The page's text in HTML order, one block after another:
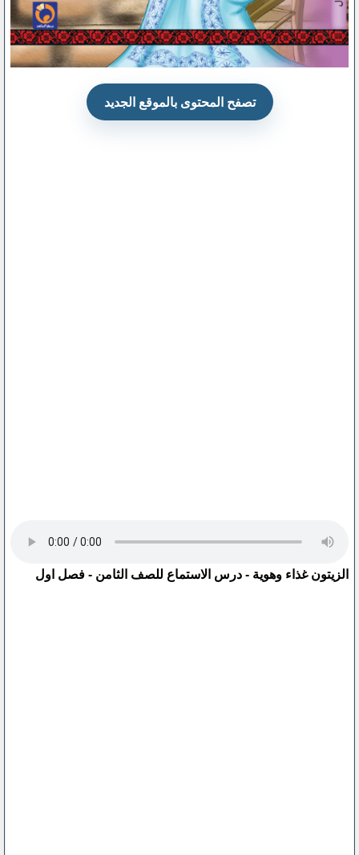
تصفح المحتوى بالموقع الجديد
الزيتون غذاء وهوية - درس الاستماع للصف الثامن - فصل اول